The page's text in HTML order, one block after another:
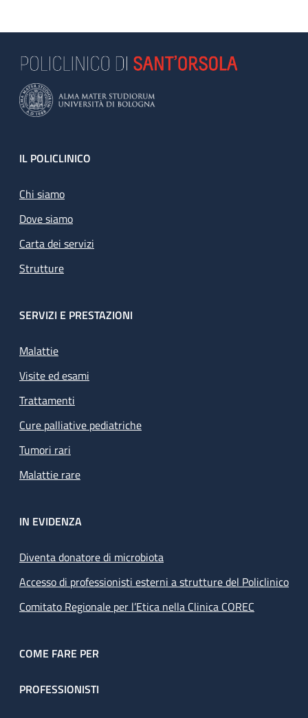
Footer
IL POLICLINICO
Chi siamo
Dove siamo
Carta dei servizi
Strutture
SERVIZI E PRESTAZIONI
Malattie
Visite ed esami
Trattamenti
Cure palliative pediatriche
Tumori rari
Malattie rare
IN EVIDENZA
Diventa donatore di microbiota
Accesso di professionisti esterni a strutture del Policlinico
Comitato Regionale per l’Etica nella Clinica COREC
COME FARE PER
PROFESSIONISTI